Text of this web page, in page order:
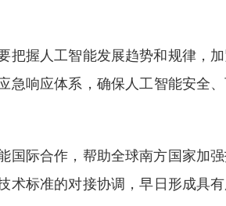
握人工智能发展趋势和规律，
急响应体系，确保人工智能安全
际合作，帮助全球南方国家加
术标准的对接协调，早日形成具